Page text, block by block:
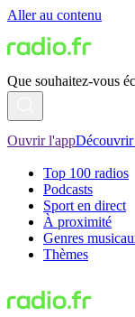
Aller au contenu
Que souhaitez-vous
Ouvrir l'app
Top 100 radios
Podcasts
Sport en direct
À proximité
Genres
Thèmes